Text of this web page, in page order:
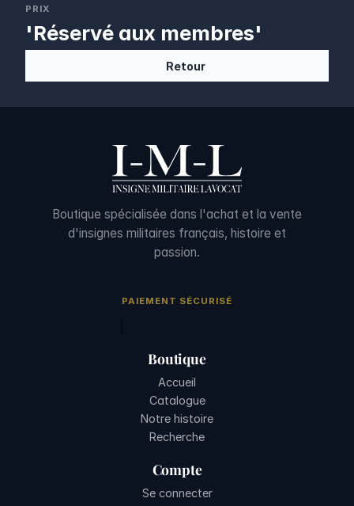
PRIX
'Réservé aux membres'
Retour
Boutique spécialisée dans l'achat et la vente
d'insignes militaires français, histoire et
passion.
PAIEMENT SÉCURISÉ
Boutique
Accueil
Catalogue
Notre histoire
Recherche
Compte
Se connecter